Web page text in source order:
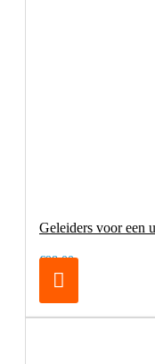
Geleiders voor een
€98,00